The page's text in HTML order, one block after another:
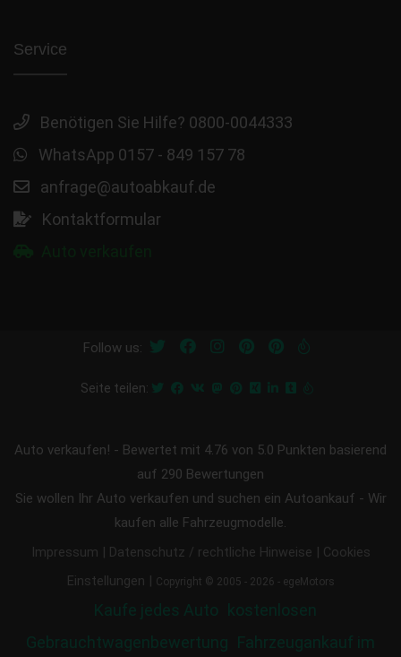
Service
Benötigen Sie Hilfe? 0800-0044333
WhatsApp 0157 - 849 157 78
anfrage@autoabkauf.de
Kontaktformular
Follow us:
Seite teilen:
Auto verkaufen! - Bewertet mit 4.76 von 5.0 Punkten basierend
auf 290 Bewertungen
Sie wollen Ihr Auto verkaufen und suchen ein Autoankauf - Wir
kaufen alle Fahrzeugmodelle.
Impressum | Datenschutz / rechtliche Hinweise | Cookies
Einstellungen | Copyright © 2005 - 2026 - egeMotors
Kaufe jedes Auto kostenlosen
Gebrauchtwagenbewertung Fahrzeugankauf im